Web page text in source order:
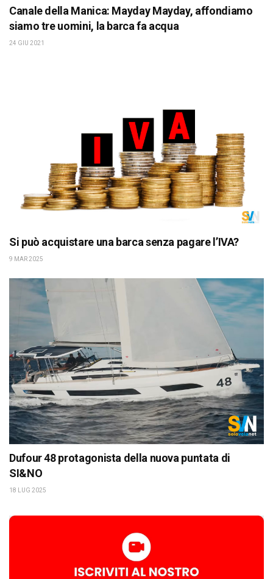
Canale della Manica: Mayday Mayday, affondiamo
siamo tre uomini, la barca fa acqua
24 GIU 2021
Si può acquistare una barca senza pagare l’IVA?
9 MAR 2025
Dufour 48 protagonista della nuova puntata di
SI&NO
18 LUG 2025